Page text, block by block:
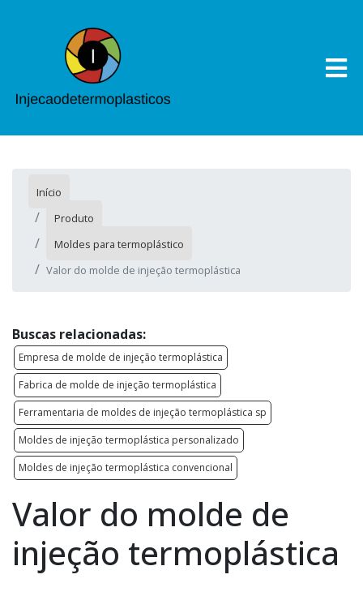
Início
Produto
Moldes para termoplástico
Valor do molde de injeção termoplástica
Buscas relacionadas:
Empresa de molde de injeção termoplástica
Fabrica de molde de injeção termoplástica
Ferramentaria de moldes de injeção termoplástica sp
Moldes de injeção termoplástica personalizado
Moldes de injeção termoplástica convencional
Valor do molde de
injeção termoplástica